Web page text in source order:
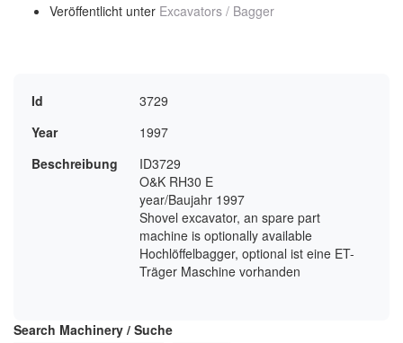
Veröffentlicht unter Excavators / Bagger
Id
3729
Year
1997
Beschreibung
ID3729
O&K RH30 E
year/Baujahr 1997
Shovel excavator, an spare part
machine is optionally available
Hochlöffelbagger, optional ist eine ET-
Träger Maschine vorhanden
Search Machinery / Suche